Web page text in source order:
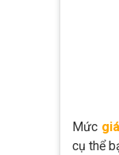
Mức
cụ thể